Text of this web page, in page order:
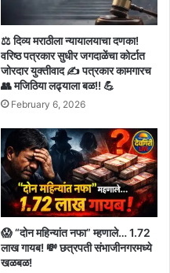
⚖️ दिव्य मराठीला न्यायालयाचा दणका!
वरिष्ठ पत्रकार सुधीर जगदाळेंचा कोर्टात
जोरदार युक्तीवाद ✍️ पत्रकार कामगारच
👥 मजिठिया लढ्याला बळ!! 💪
February 6, 2026
😱 “दोन महिन्यांत नफा” म्हणाले… 1.72
लाख गायब! 💸 छत्रपती संभाजीनगरमध्ये
खळबळ!